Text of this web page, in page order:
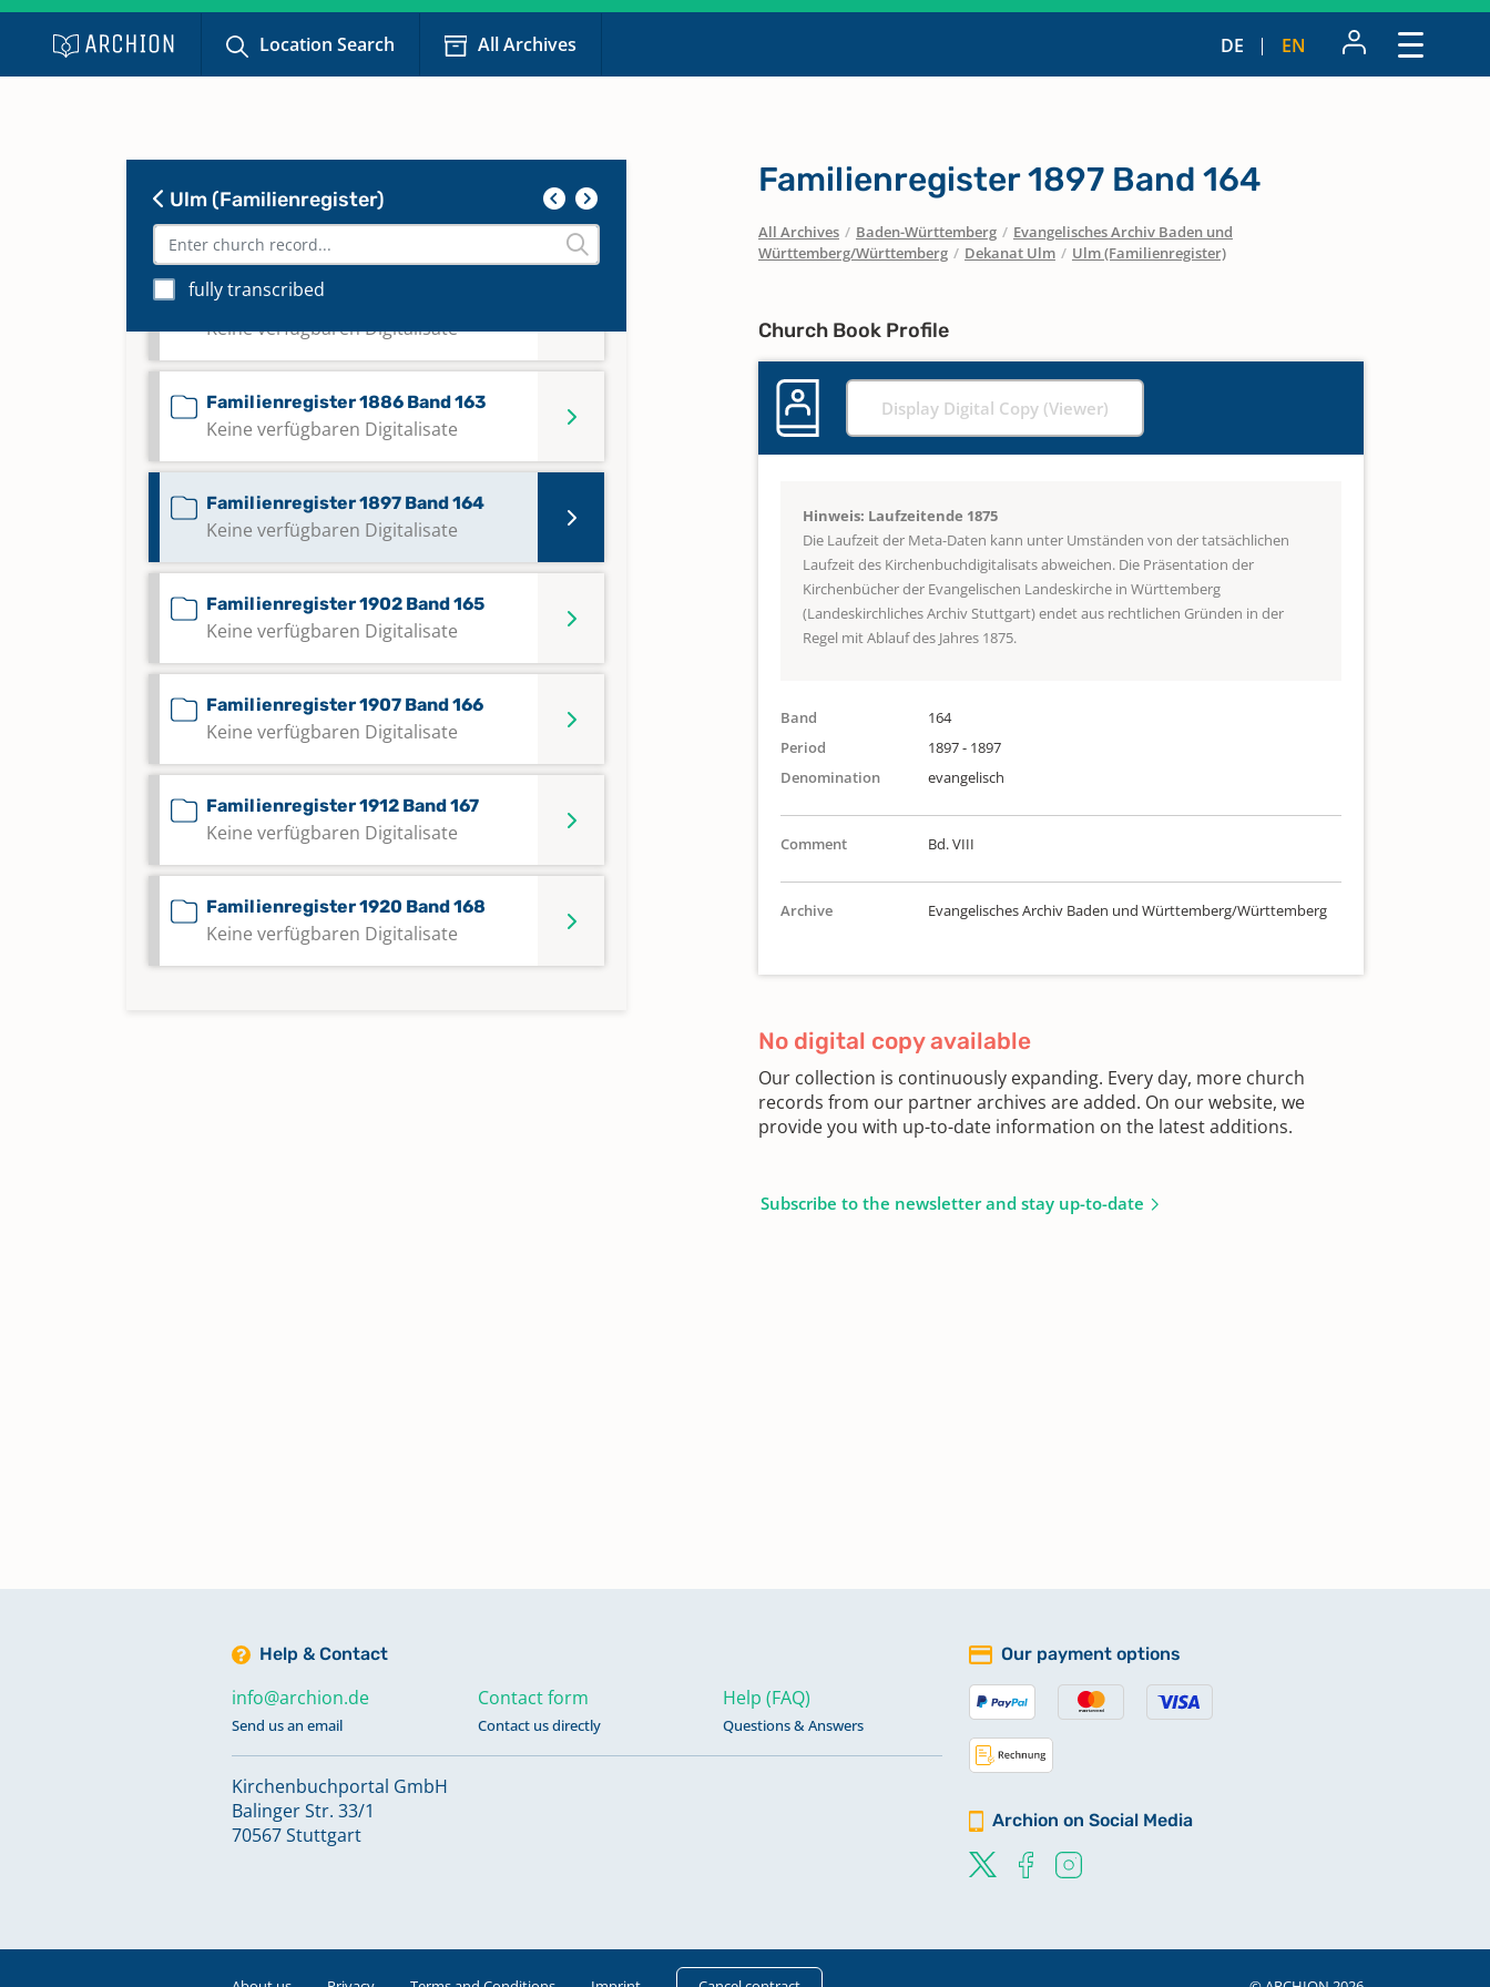
Location Search All Archives DE EN
Ulm (Familienregister)
fully transcribed
Familienregister 1870-1880 Band 161
Keine verfügbaren Digitalisate
Familienregister 1875 Band 162
Keine verfügbaren Digitalisate
Familienregister 1886 Band 163
Keine verfügbaren Digitalisate
Familienregister 1897 Band 164
Keine verfügbaren Digitalisate
Familienregister 1902 Band 165
Keine verfügbaren Digitalisate
Familienregister 1907 Band 166
Keine verfügbaren Digitalisate
Familienregister 1912 Band 167
Keine verfügbaren Digitalisate
Familienregister 1920 Band 168
Keine verfügbaren Digitalisate
Familienregister 1897 Band 164
All Archives / Baden-Württemberg / Evangelisches Archiv Baden und
Württemberg/Württemberg / Dekanat Ulm / Ulm (Familienregister)
Church Book Profile
Display Digital Copy (Viewer)
Hinweis: Laufzeitende 1875
Die Laufzeit der Meta-Daten kann unter Umständen von der tatsächlichen
Laufzeit des Kirchenbuchdigitalisats abweichen. Die Präsentation der
Kirchenbücher der Evangelischen Landeskirche in Württemberg
(Landeskirchliches Archiv Stuttgart) endet aus rechtlichen Gründen in der
Regel mit Ablauf des Jahres 1875.
Band
164
Period
1897 - 1897
Denomination
evangelisch
Comment Bd. VIII
Archive Evangelisches Archiv Baden und Württemberg/Württemberg
No digital copy available
Our collection is continuously expanding. Every day, more church
records from our partner archives are added. On our website, we
provide you with up-to-date information on the latest additions.
Subscribe to the newsletter and stay up-to-date
Help & Contact
info@archion.de
Send us an email
Contact form
Contact us directly
Help (FAQ)
Questions & Answers
Kirchenbuchportal GmbH
Balinger Str. 33/1
70567 Stuttgart
Our payment options
Archion on Social Media